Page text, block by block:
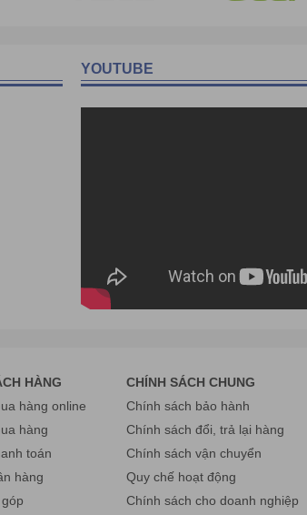
Thịnh Liệt, Q. Hoàng Mai , TP Hà Nộ
Mai, Q. Thanh Xuân, Hà Nội.
Fanpage: www.facebook.com/havietpro
YOUTUBE
HÀNG
hàng online
hàng
toán
hàng
CHÍNH SÁCH CHUNG
Chính sách bảo hành
Chính sách đổi, trả lại hàng
Chính sách vận chuyển
Quy chế hoạt động
Chính sách cho doanh nghiệp